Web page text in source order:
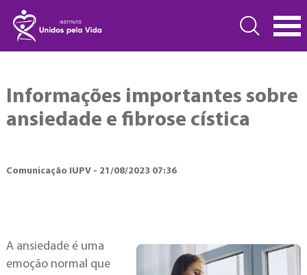
Informações importantes sobre
ansiedade e fibrose cística
Comunicação IUPV - 21/08/2023 07:36
A ansiedade é uma
emoção normal que